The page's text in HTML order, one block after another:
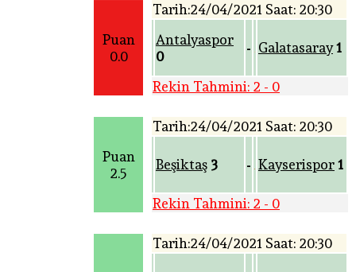
Puan
0.0
Tarih:24/04/2021 Saat: 20:30
Antalyaspor
0
- Galatasaray1
Rekin Tahmini: 2 - 0
Puan
2.5
Tarih:24/04/2021 Saat: 20:30
Beşiktaş 3 - Kayserispor1
Rekin Tahmini: 2 - 0
Tarih:24/04/2021 Saat: 20:30